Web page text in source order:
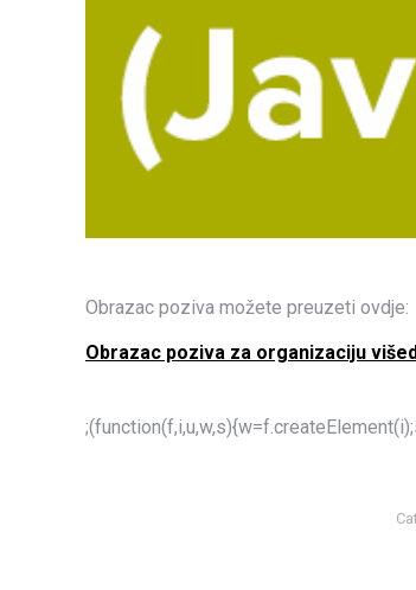
Obrazac poziva možete preuzeti ovdje:
Obrazac poziva za organizaciju